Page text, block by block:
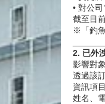
• 對公
截至目
※「釣
2. 已外
影響對象
透過該
資訊項目
姓名、